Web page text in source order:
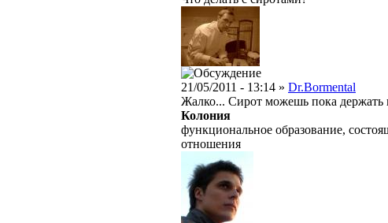
21/05/2011 - 13:14 » Dr.Bormental
Жалко... Сирот можешь пока держать
Колония
функциональное образование,
отношения